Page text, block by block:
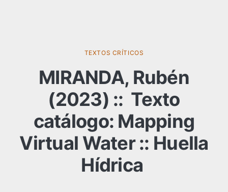
TEXTOS CRÍTICOS
MIRANDA, Rubén
(2023) :: Texto
catálogo: Mapping
Virtual Water :: Huella
Hídrica